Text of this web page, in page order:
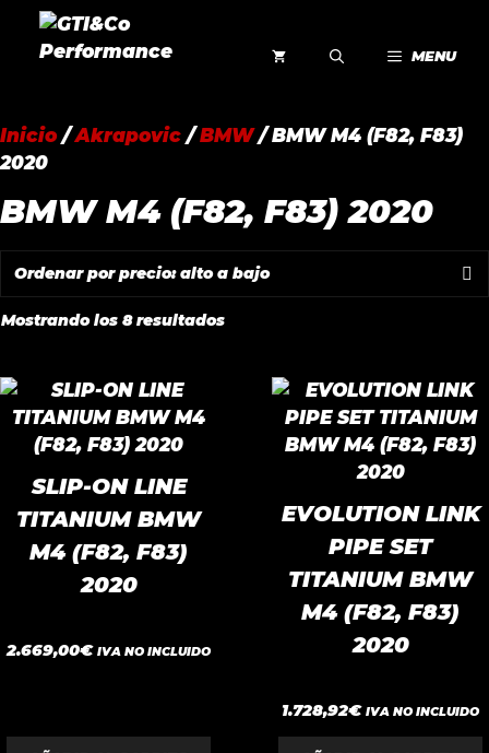
Saltar
MENU
Inicio/Akrapovic /BMW/ BMW M4 (F82, F83)
2020
BMW M4 (F82, F83) 2020
Mostrando los 8 resultadosOrdenado
SLIP-ON LINE
TITANIUM BMW
M4 (F82, F83)
2020
0
d
2.669,00€ IVA NO INCLUIDO
EVOLUTION LINK
PIPE SET
TITANIUM BMW
M4 (F82, F83)
2020
0
d
e
1.728,92€ IVA NO INCLUIDO